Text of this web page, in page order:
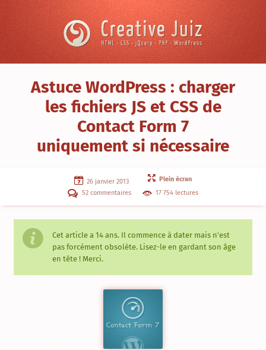
Contact
uniquement
nécessaire
Astuce WordPress : charger
les fichiers JS et CSS de
Contact Form 7
uniquement si nécessaire
26 janvier 2013
Plein écran
52 commentaires
17 754 lectures
Cet article a 14 ans. Il commence à dater mais n'est
pas forcément obsolète. Lisez-le en gardant son âge
en tête ! Merci.